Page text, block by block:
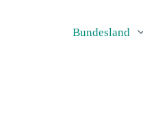
Bundesland